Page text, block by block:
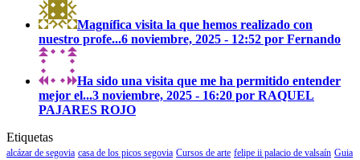
Magnífica visita la que hemos realizado con
nuestro profe...6 noviembre, 2025 - 12:52 por Fernando
Ha sido una visita que me ha permitido entender
mejor el...3 noviembre, 2025 - 16:20 por RAQUEL
PAJARES ROJO
Etiquetas
alcázar de segovia casa de los picos segovia Cursos de arte felipe ii palacio de valsaín Guia